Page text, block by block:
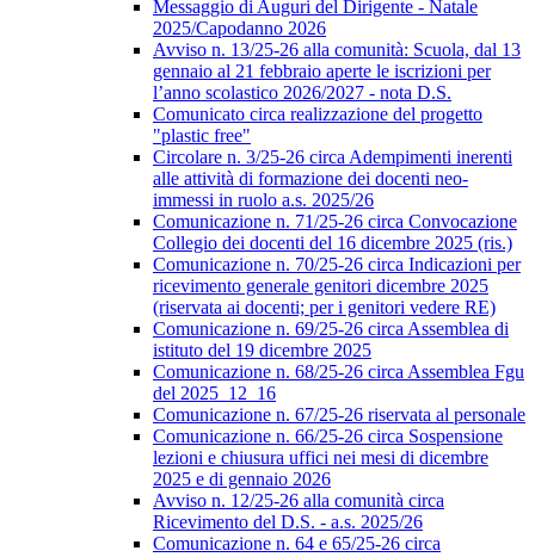
Messaggio di Auguri del Dirigente - Natale
2025/Capodanno 2026
Avviso n. 13/25-26 alla comunità: Scuola, dal 13
gennaio al 21 febbraio aperte le iscrizioni per
l’anno scolastico 2026/2027 - nota D.S.
Comunicato circa realizzazione del progetto
"plastic free"
Circolare n. 3/25-26 circa Adempimenti inerenti
alle attività di formazione dei docenti neo-
immessi in ruolo a.s. 2025/26
Comunicazione n. 71/25-26 circa Convocazione
Collegio dei docenti del 16 dicembre 2025 (ris.)
Comunicazione n. 70/25-26 circa Indicazioni per
ricevimento generale genitori dicembre 2025
(riservata ai docenti; per i genitori vedere RE)
Comunicazione n. 69/25-26 circa Assemblea di
istituto del 19 dicembre 2025
Comunicazione n. 68/25-26 circa Assemblea Fgu
del 2025_12_16
Comunicazione n. 67/25-26 riservata al personale
Comunicazione n. 66/25-26 circa Sospensione
lezioni e chiusura uffici nei mesi di dicembre
2025 e di gennaio 2026
Avviso n. 12/25-26 alla comunità circa
Ricevimento del D.S. - a.s. 2025/26
Comunicazione n. 64 e 65/25-26 circa